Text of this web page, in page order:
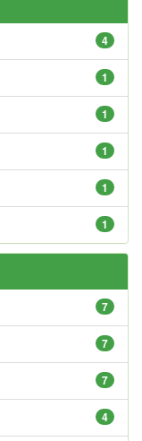
4
1
1
1
1
1
7
7
7
4